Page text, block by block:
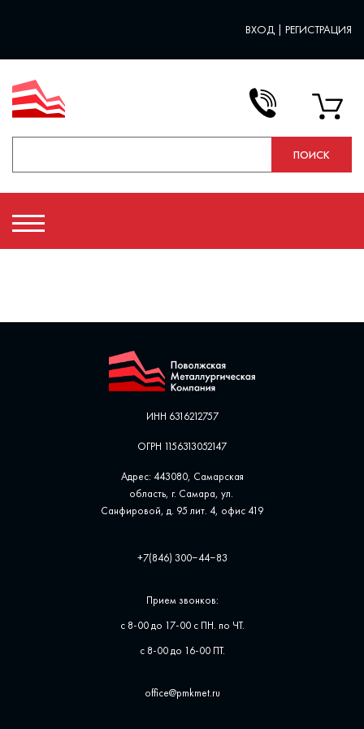
ВХОД | РЕГИСТРАЦИЯ
ИНН 6316212757
ОГРН 1156313052147
Адрес: 443080, Самарская
область, г. Самара, ул. ​
Санфировой, д. 95 лит. 4, офис ​419
+7(846) 300‒44‒83
Прием звонков:
с 8-00 до 17-00 с ПН. по ЧТ.
с 8-00 до 16-00 ПТ.
office@pmkmet.ru